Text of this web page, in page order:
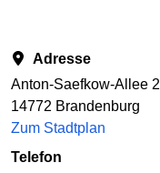
Adresse
Anton-Saefkow-Allee 2
14772 Brandenburg
Zum Stadtplan
Telefon